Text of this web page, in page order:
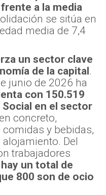
a la media
se sitúa en
media de 7,4
un sector clave
de la capital.
junio de 2026 ha
con 150.519
en el sector
concreto,
y bebidas,
Del
trabajadores
hay un total de
800 son de ocio